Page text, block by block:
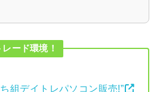
ード環境！
組デイトレパソコン販売!”